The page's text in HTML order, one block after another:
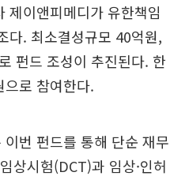
제이앤피메디가 유한책임
다. 최소결성규모 40억원,
펀드 조성이 추진된다. 한
으로 참여한다.
번 펀드를 통해 단순 재무
상시험(DCT)과 임상·인허